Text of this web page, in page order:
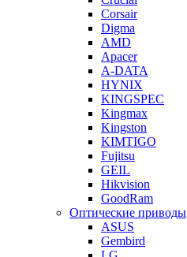
Corsair
Digma
AMD
Apacer
A-DATA
HYNIX
KINGSPEC
Kingmax
Kingston
KIMTIGO
Fujitsu
GEIL
Hikvision
GoodRam
Оптические приводы
ASUS
Gembird